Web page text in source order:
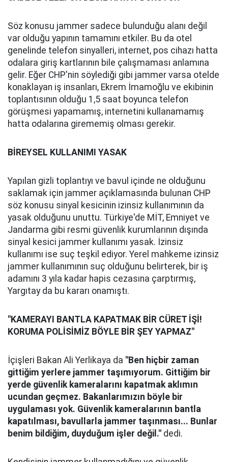
Söz konusu jammer sadece bulunduğu alanı değil
var olduğu yapının tamamını etkiler. Bu da otel
genelinde telefon sinyalleri, internet, pos cihazı hatta
odalara giriş kartlarının bile çalışmaması anlamına
gelir. Eğer CHP'nin söylediği gibi jammer varsa otelde
konaklayan iş insanları, Ekrem İmamoğlu ve ekibinin
toplantısının olduğu 1,5 saat boyunca telefon
görüşmesi yapamamış, internetini kullanamamış
hatta odalarına girememiş olması gerekir.
BİREYSEL KULLANIMI YASAK
Yapılan gizli toplantıyı ve bavul içinde ne olduğunu
saklamak için jammer açıklamasında bulunan CHP
söz konusu sinyal kesicinin izinsiz kullanımının da
yasak olduğunu unuttu. Türkiye'de MİT, Emniyet ve
Jandarma gibi resmi güvenlik kurumlarının dışında
sinyal kesici jammer kullanımı yasak. İzinsiz
kullanımı ise suç teşkil ediyor. Yerel mahkeme izinsiz
jammer kullanımının suç olduğunu belirterek, bir iş
adamını 3 yıla kadar hapis cezasına çarptırmış,
Yargıtay da bu kararı onamıştı.
"KAMERAYI BANTLA KAPATMAK BİR CÜRET İŞİ!
KORUMA POLİSİMİZ BÖYLE BİR ŞEY YAPMAZ"
İçişleri Bakan Ali Yerlikaya da "Ben hiçbir zaman
gittiğim yerlere jammer taşımıyorum. Gittiğim bir
yerde güvenlik kameralarını kapatmak aklımın
ucundan geçmez. Bakanlarımızın böyle bir
uygulaması yok. Güvenlik kameralarının bantla
kapatılması, bavullarla jammer taşınması... Bunlar
benim bildiğim, duyduğum işler değil." dedi.